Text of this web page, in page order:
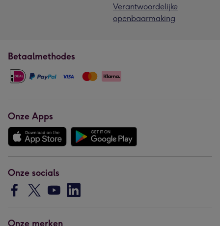
Verantwoordelijke
openbaarmaking
Betaalmethodes
Onze Apps
Onze socials
Onze merken